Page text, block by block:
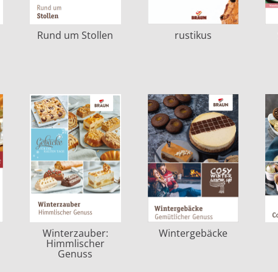
Rund um Stollen rustikus
Winterzauber:
Himmlischer
Genuss
Wintergebäcke